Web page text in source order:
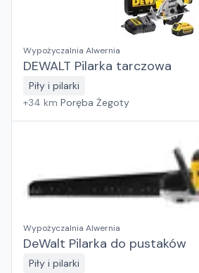
Wypożyczalnia Alwernia
DEWALT Pilarka tarczowa
Piły i pilarki
+34 km Poręba Żegoty
Wypożyczalnia Alwernia
DeWalt Pilarka do pustaków
Piły i pilarki